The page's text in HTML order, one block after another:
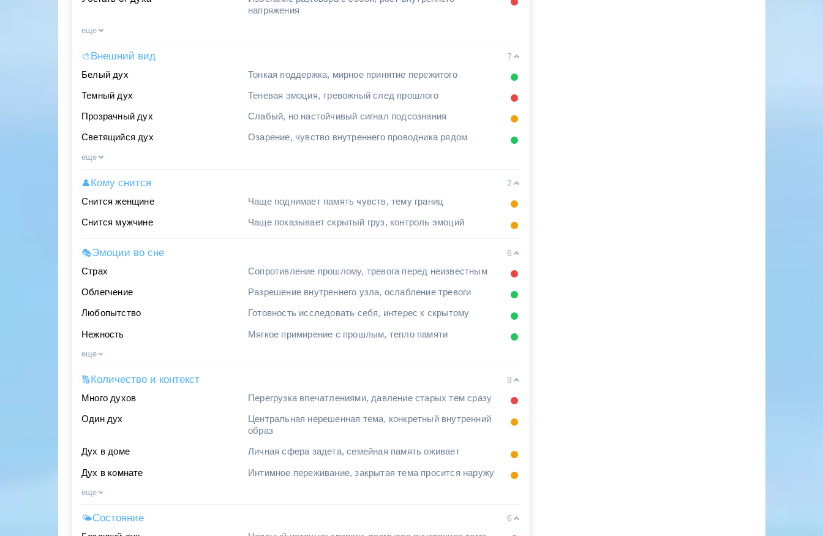
напряжения
еще
🎨Внешний вид
7
Белый дух
Тонкая поддержка, мирное принятие пережитого
Темный дух Теневая эмоция, тревожный след прошлого
Прозрачный дух Слабый, но настойчивый сигнал подсознания
Светящийся дух Озарение, чувство внутреннего проводника рядом
еще
👤 Кому снится
2
Снится женщине
Чаще поднимает память чувств, тему границ
Снится мужчине Чаще показывает скрытый груз, контроль эмоций
🎭Эмоции во сне
6
Страх
Сопротивление прошлому, тревога перед неизвестным
Облегчение Разрешение внутреннего узла, ослабление тревоги
Любопытство Готовность исследовать себя, интерес к скрытому
Нежность Мягкое примирение с прошлым, тепло памяти
еще
🔢 Количество и контекст
9
Много духов
Перегрузка впечатлениями, давление старых тем сразу
Один дух
Центральная нерешенная тема, конкретный внутренний
образ
Дух в доме Личная сфера задетa, семейная память оживает
Дух в комнате Интимное переживание, закрытая тема просится наружу
еще
🌤Состояние
6